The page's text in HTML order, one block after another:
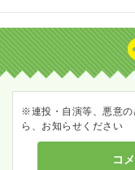
※連投・自演等、悪意の
ら、お知らせください
コ